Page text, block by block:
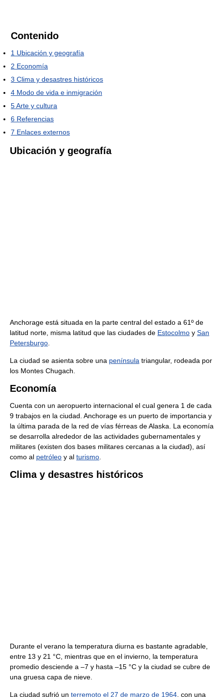
Contenido
1 Ubicación y geografía
2 Economía
3 Clima y desastres históricos
4 Modo de vida e inmigración
5Arte y cultura
6 Referencias
7 Enlaces externos
Ubicación y geografía
Anchorage está situada en la parte central del estado a 61º de
latitud norte, misma latitud que las ciudades de Estocolmo y San
Petersburgo
La ciudad se asienta sobre una península triangular, rodeada por
los Montes Chugach.
Economía
Cuenta con un aeropuerto internacional el cual genera 1 de cada
9 trabajos en la ciudad. Anchorage es un puerto de importancia y
la última parada de la red de vías férreas de Alaska. La economía
se desarrolla alrededor de las actividades gubernamentales y
militares (existen dos bases militares cercanas a la ciudad), así
como al petróleo y al turismo
Clima y desastres históricos
Durante el verano la temperatura diurna es bastante agradable,
entre 13 y 21 °C, mientras que en el invierno, la temperatura
promedio desciende a –7 y hasta –15 °C y la ciudad se cubre de
una gruesa capa de nieve.
La ciudad sufrió un terremoto el 27 de marzo de 1964 , con una